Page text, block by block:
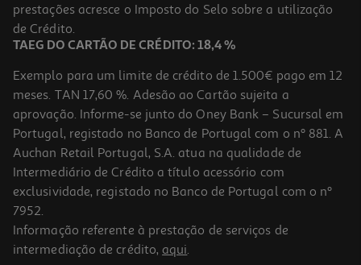
0,99 €
Sublinhador Auchan Azul Pastel
prestações acresce o Imposto do Selo sobre a utilização
de Crédito.
TAEG DO CARTÃO DE CRÉDITO: 18,4 %
Exemplo para um limite de crédito de 1.500€ pago em 12
meses. TAN 17,60 %. Adesão ao Cartão sujeita a
aprovação. Informe-se junto do Oney Bank – Sucursal em
Portugal, registado no Banco de Portugal com o nº 881. A
Auchan Retail Portugal, S.A. atua na qualidade de
Intermediário de Crédito a título acessório com
exclusividade, registado no Banco de Portugal com o nº
7952.
Informação referente à prestação de serviços de
intermediação de crédito, aqui.